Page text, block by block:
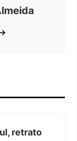
retrato